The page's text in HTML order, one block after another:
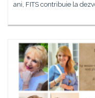
ani, FITS contribuie la